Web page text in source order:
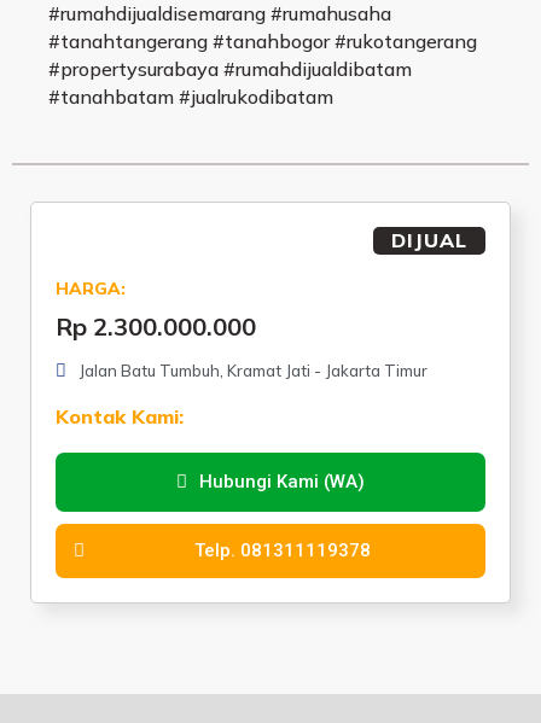
#rumahdijualdisemarang #rumahusaha
#tanahtangerang #tanahbogor #rukotangerang
#propertysurabaya #rumahdijualdibatam
#tanahbatam #jualrukodibatam
DIJUAL
HARGA:
Rp 2.300.000.000
Jalan Batu Tumbuh, Kramat Jati - Jakarta Timur
Kontak Kami:
Hubungi Kami (WA)
Telp. 081311119378